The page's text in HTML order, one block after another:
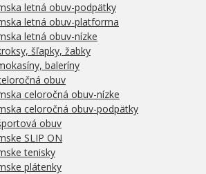
letná obuv-podpätky
letná obuv-platforma
letná obuv-nízke
šľapky, žabky
baleríny
obuv
celoročná obuv-nízke
celoročná obuv-podpätky
obuv
SLIP ON
tenisky
plátenky